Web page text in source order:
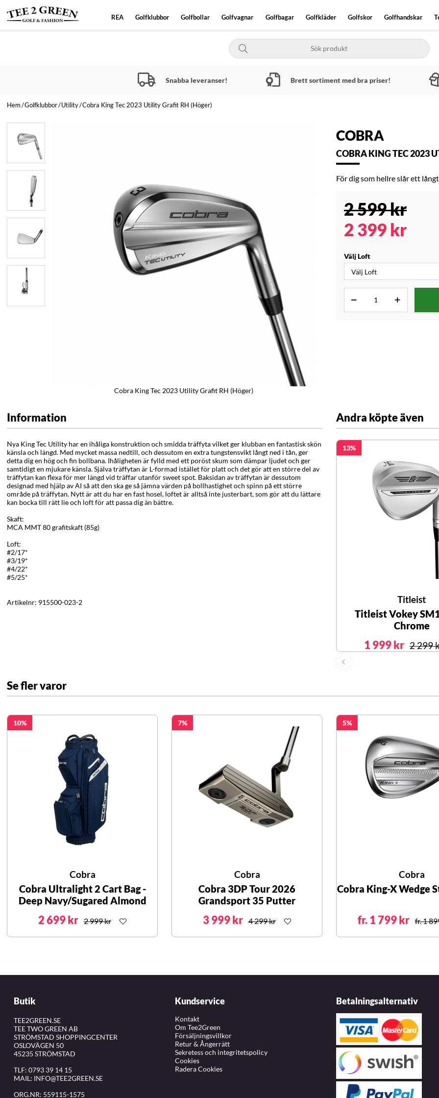
REA Golfklubbor Golfbollar Golfvagnar Golfbagar Golfkläder Golfskor Golfhandskar
Snabba leveranser! Brett sortiment med bra priser!
Hem Golfklubbor Utility Cobra King Tec 2023 Utility Grafit RH (Höger)
Cobra King Tec 2023 Utility Grafit RH (Höger)
COBRA
COBRA KING TEC 2023
För dig som hellre slår ett
2 599kr
2 399 kr
Välj Loft
Information
Nya King Tec Utility har en ihåliga konstruktion och smidda träffyta vilket ger klubban en fantastisk skön
känsla och längd. Med mycket massa nedtill, och dessutom en extra tungstensvikt långt ned i tån, ger
detta dig en hög och fin bollbana. Ihåligheten är fylld med ett poröst skum som dämpar ljudet och ger
samtidigt en mjukare känsla. Själva träffytan är L-formad istället för platt och det gör att en större del av
träffytan kan flexa för mer längd vid träffar utanför sweet spot. Baksidan av träffytan är dessutom
designad med hjälp av AI så att den ska ge så jämna värden på bollhastighet och spinn på ett större
område på träffytan. Nytt är att du har en fast hosel, loftet är alltså inte justerbart, som gör att du lättare
kan bocka till rätt lie och loft för att passa dig än bättre.
Skaft:
MCA MMT 80 grafitskaft (85g)
Loft:
#2/17*
#3/19*
#4/22*
#5/25*
Artikelnr: 915500-023-2
Andra köpte även
13
Titleist
Titleist Vokey
Chrome
1 999 kr 2 299
Se fler varor
10
Cobra
Cobra Ultralight 2 Cart Bag -
Deep Navy/Sugared Almond
2 699 kr 2 999 kr
7
Cobra
Cobra 3DP Tour 2026
Grandsport 35 Putter
3 999 kr 4 299 kr
5
Cobra
Cobra King-X Wedge
fr. 1 799 kr fr. 1
Butik
TEE2GREEN.SE
TEE TWO GREEN AB
STRÖMSTAD SHOPPINGCENTER
OSLOVÄGEN 50
45235 STRÖMSTAD
TLF: 0793 39 14 15
MAIL: INFO@TEE2GREEN.SE
ORG.NR: 559115-1575
Kundservice
Kontakt
Om Tee2Green
Försäljningsvillkor
Retur & Ångerrätt
Sekretess och integritetspolicy
Cookies
Radera Cookies
Betalningsalternativ